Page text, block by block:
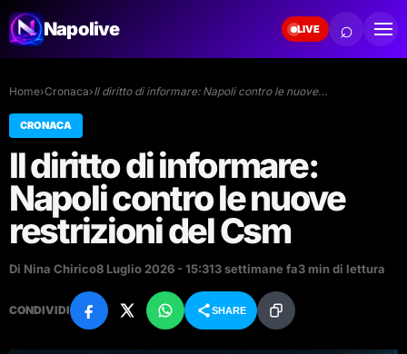
Napolive LIVE ⌕
Home›Cronaca›Il diritto di informare: Napoli contro le nuove…
CRONACA
Il diritto di informare:
Napoli contro le nuove
restrizioni del Csm
Di Nina Chirico8 Luglio 2026 - 15:313 settimane fa3 min di lettura
CONDIVIDI SHARE